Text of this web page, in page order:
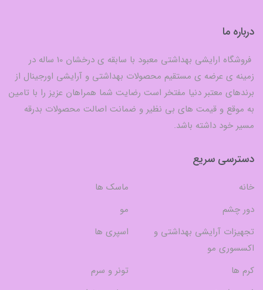
درباره ما
فروشگاه ارایشی بهداشتی معبود با سابقه ی درخشان 10 ساله در
زمینه ی عرضه ی مستقیم محصولات بهداشتی و آرایشی اورجینال از
برندهای معتبر دنیا مفتخر است رضایت شما همراهان عزیز را با تامین
به موقع و قیمت های بی نظیر و ضمانت اصالت محصولات بدرقه
مسیر خود داشته باشد.
دسترسی سریع
خانه
ماسک ها
دور چشم
مو
تجهیزات آرایشی بهداشتی و
اکسسوری مو
اسپری ها
کرم ها
تونر و سرم